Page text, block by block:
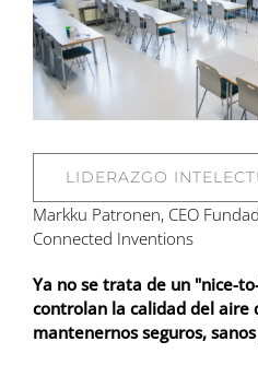
LIDERAZGO
Markku Patronen, CEO
Connected Inventions
Ya no se trata de un "nice-
controlan la calidad del aire
mantenernos seguros,